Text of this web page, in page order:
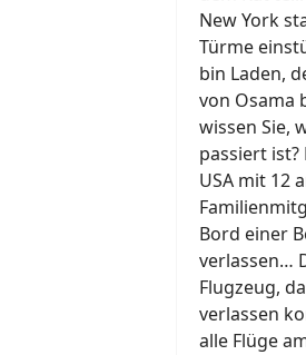
New York
Türme
bin Laden,
von Osama
wissen Sie,
passiert
USA mit 12
Bord einer
verlassen…
Flugzeug,
verlassen
alle Flüge